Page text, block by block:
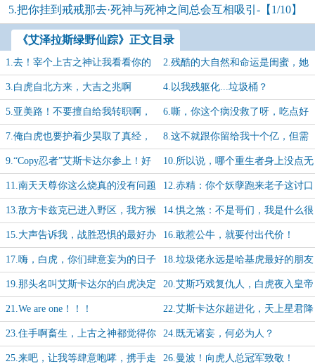
【2/10】
5.把你挂到戒戒那去·死神与死神之间总会互相吸引-【1/10】
《艾泽拉斯绿野仙踪》正文目录
1.去！宰个上古之神让我看看你的
本事
2.残酷的大自然和命运是闺蜜，她
们都如泼妇一样喜怒无常
3.白虎自北方来，大吉之兆啊 4.以我残躯化...垃圾桶？
5.亚美路！不要擅自给我转职啊，
混蛋！
6.嘶，你这个病没救了呀，吃点好
的吧
7.俺白虎也要护着少昊取了真经，
讨个菩萨之位当当
8.这不就跟你留给我十个亿，但需
要我自己试密码一样离谱吗？
9.“Copy忍者”艾斯卡达尔参上！好
好学习就是我的忍道啊
10.所以说，哪个重生者身上没点无
伤大雅的小秘密啊？
11.南天天尊你这么烧真的没有问题
吗？
12.赤精：你个妖孽跑来老子这讨口
封啊？
13.敌方卡兹克已进入野区，我方猴
子上单要被单杀啦
14.惧之煞：不是哥们，我是什么很
贱的圆梦煞魔吗？
15.大声告诉我，战胜恐惧的最好办
法是什么？
16.敢惹公牛，就要付出代价！
17.嗨，白虎，你们肆意妄为的日子
结束了
18.垃圾佬永远是哈基虎最好的朋友
19.那头名叫艾斯卡达尔的白虎决定
去死
20.艾斯巧戏复仇人，白虎夜入皇帝
谷
21.We are one！！！ 22.艾斯卡达尔超进化，天上星君降
凡尘
23.住手啊畜生，上古之神都觉得你
太极端啦！
24.既无诸妄，何必为人？
25.来吧，让我等肆意咆哮，携手走 26.曼波！向虎人总冠军致敬！